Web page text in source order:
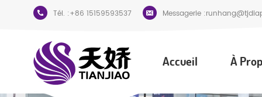
Tél. :+86 15159593537 Messagerie :
Accueil À